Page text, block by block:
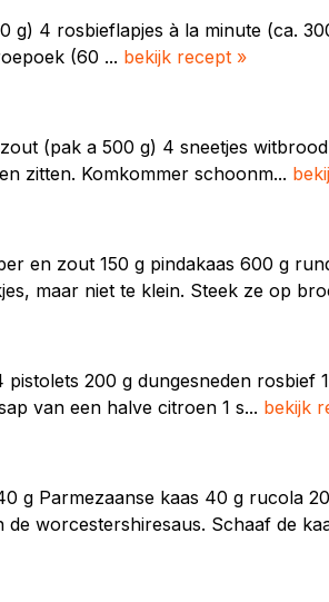
g) 4 rosbieflapjes à la minute (ca.
(60 ... bekijk recept »
(pak a 500 g) 4 sneetjes
zitten. Komkommer schoonm...
en zout 150 g pindakaas 600 g
maar niet te klein. Steek ze op
200 g dungesneden rosbief
van een halve citroen 1 s... bekijk
g Parmezaanse kaas 40 g rucola
worcestershiresaus. Schaaf de